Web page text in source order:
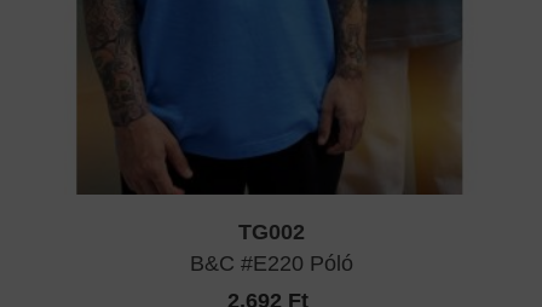
TG002
B&C #E220 Póló
2.692 Ft